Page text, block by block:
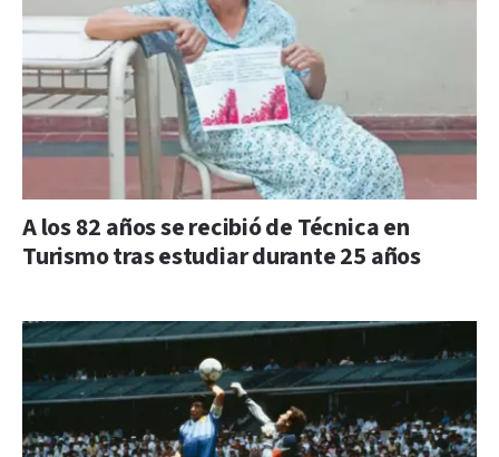
A los 82 años se recibió de Técnica en
Turismo tras estudiar durante 25 años